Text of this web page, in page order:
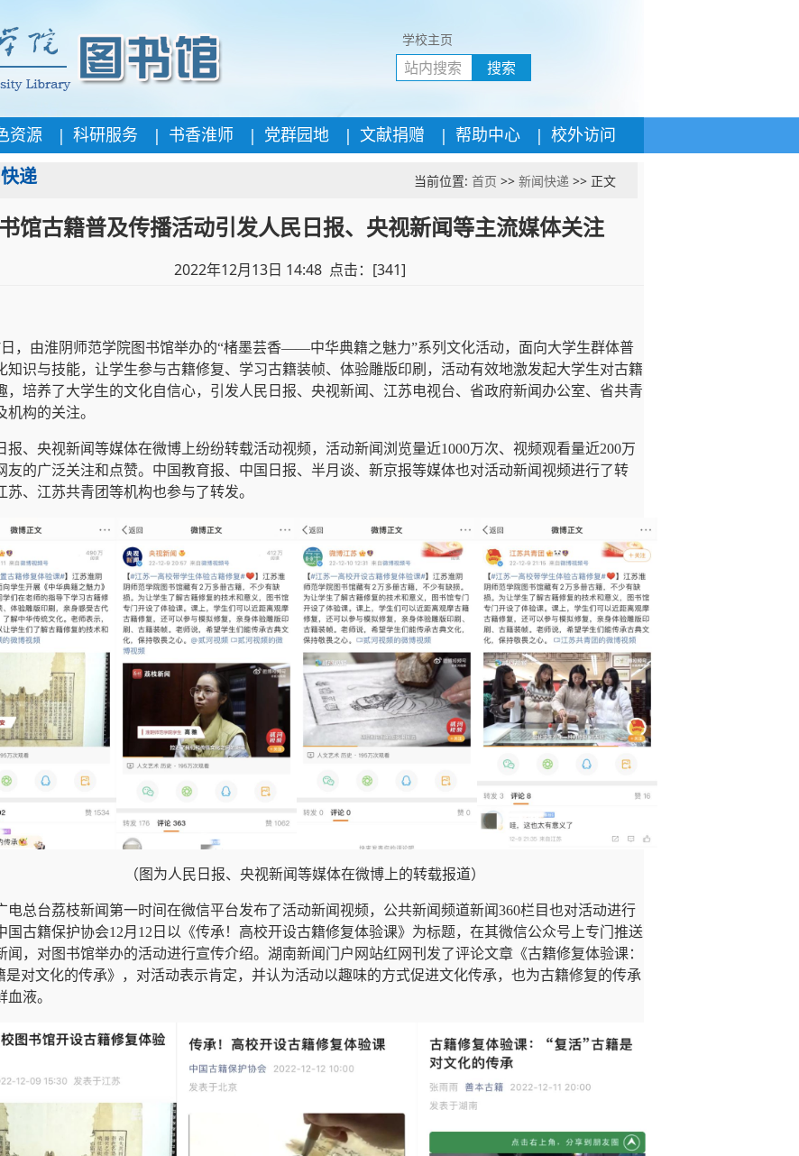
学校主页
搜索
资源 | 科研服务 | 书香淮师 | 党群园地 | 文献捐赠 | 帮助中心 | 校外访问
递 当前位置: 首页 >> 新闻快递 >> 正文
馆古籍普及传播活动引发人民日报、央视新闻等主流媒体关注
2022年12月13日 14:48 点击：[341]
日，由淮阴师范学院图书馆举办的“楮墨芸香——中华典籍之魅力”系列文化活动，面向大学生群体普
知识与技能，让学生参与古籍修复、学习古籍装帧、体验雕版印刷，活动有效地激发起大学生对古籍
，培养了大学生的文化自信心，引发人民日报、央视新闻、江苏电视台、省政府新闻办公室、省共青
机构的关注。
报、央视新闻等媒体在微博上纷纷转载活动视频，活动新闻浏览量近1000万次、视频观看量近200万
友的广泛关注和点赞。中国教育报、中国日报、半月谈、新京报等媒体也对活动新闻视频进行了转
苏、江苏共青团等机构也参与了转发。
（图为人民日报、央视新闻等媒体在微博上的转载报道）
电总台荔枝新闻第一时间在微信平台发布了活动新闻视频，公共新闻频道新闻360栏目也对活动进行
国古籍保护协会12月 12 日以《传承！高校开设古籍修复体验课》为标题，在其微信公众号上专门推送
闻，对图书馆举办的活动进行宣传介绍。湖南新闻门户网站红网刊发了评论文章《古籍修复体验课：
是对文化的传承》，对活动表示肯定，并认为活动以趣味的方式促进文化传承，也为古籍修复的传承
血液。